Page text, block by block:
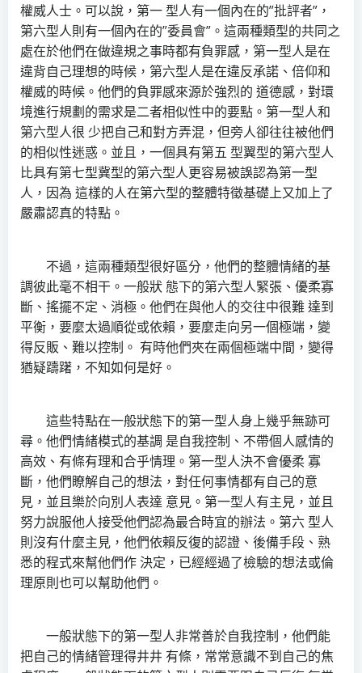
權威人士。可以說，第一 型人有一個內在的”批評者”，
第六型人則有一個內在的”委員會”。這兩種類型的共同之
處在於他們在做違規之事時都有負罪感，第一型人是在
違背自己理想的時候，第六型人是在違反承諾、倍仰和
權威的時候。他們的負罪感來源於強烈的 道德感，對環
境進行規劃的需求是二者相似性中的要點。第一型人和
第六型人很 少把自己和對方弄混，但旁人卻往往被他們
的相似性迷惑。並且，一個具有第五 型翼型的第六型人
比具有第七型冀型的第六型人更容易被誤認為第一型
人，因為 這樣的人在第六型的整體特徵基礎上又加上了
嚴肅認真的特點。
不過，這兩種類型很好區分，他們的整體情緒的基
調彼此毫不相干。一般狀 態下的第六型人緊張、優柔寡
斷、搖擺不定、消極。他們在與他人的交往中很難 達到
平衡，要麼太過順從或依賴，要麼走向另一個極端，變
得反販、難以控制。 有時他們夾在兩個極端中間，變得
猶疑躊躇，不知如何是好。
這些特點在一般狀態下的第一型人身上幾乎無跡可
尋。他們情緒模式的基調 是自我控制、不帶個人感情的
高效、有條有理和合乎情理。第一型人決不會優柔 寡
斷，他們瞭解自己的想法，對任何事情都有自己的意
見，並且樂於向別人表達 意見。第一型人有主見，並且
努力說服他人接受他們認為最合時宜的辦法。第六 型人
則沒有什麼主見，他們依賴反復的認證、後備手段、熟
悉的程式來幫他們作 決定，已經經過了檢驗的想法或倫
理原則也可以幫助他們。
一般狀態下的第一型人非常善於自我控制，他們能
把自己的情緒管理得井井 有條，常常意識不到自己的焦